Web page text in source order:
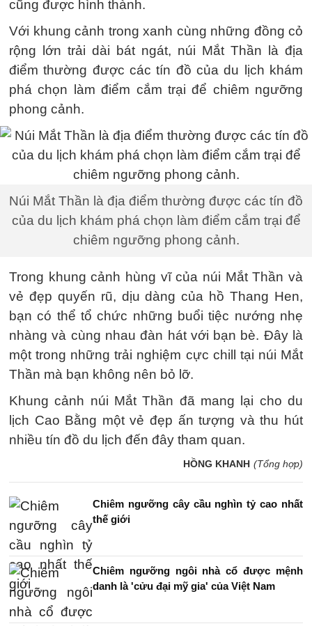
cũng được hình thành.
Với khung cảnh trong xanh cùng những đồng cỏ
rộng lớn trải dài bát ngát, núi Mắt Thần là địa
điểm thường được các tín đồ của du lịch khám
phá chọn làm điểm cắm trại để chiêm ngưỡng
phong cảnh.
Núi Mắt Thần là địa điểm thường được các tín đồ
của du lịch khám phá chọn làm điểm cắm trại để
chiêm ngưỡng phong cảnh.
Trong khung cảnh hùng vĩ của núi Mắt Thần và
vẻ đẹp quyến rũ, dịu dàng của hồ Thang Hen,
bạn có thể tổ chức những buổi tiệc nướng nhẹ
nhàng và cùng nhau đàn hát với bạn bè. Đây là
một trong những trải nghiệm cực chill tại núi Mắt
Thần mà bạn không nên bỏ lỡ.
Khung cảnh núi Mắt Thần đã mang lại cho du
lịch Cao Bằng một vẻ đẹp ấn tượng và thu hút
nhiều tín đồ du lịch đến đây tham quan.
HỒNG KHANH (Tổng hợp)
Chiêm ngưỡng cây cầu nghìn tỷ cao nhất
thế giới
Chiêm ngưỡng ngôi nhà cổ được mệnh
danh là 'cửu đại mỹ gia' của Việt Nam